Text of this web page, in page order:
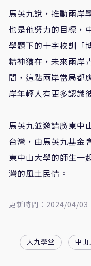
馬英九說，推動兩岸
也是他努力的目標，
學題下的十字校訓「
精神猶在，未來兩岸
間，這點兩岸當局都
岸年輕人有更多認識
馬英九並邀請廣東中
台灣，由馬英九基金
東中山大學的師生一
灣的風土民情。
更新時間：2024/04/03
大九學堂 中山